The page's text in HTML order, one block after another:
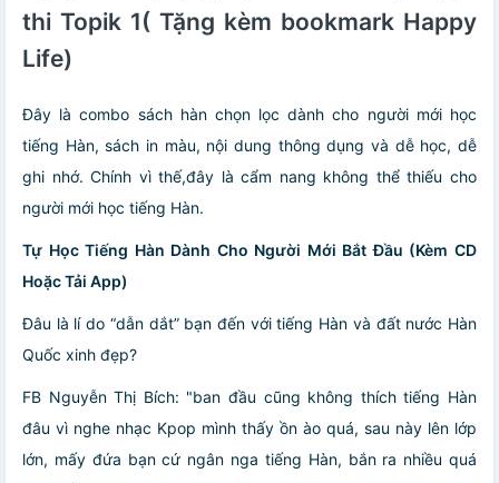
thi Topik 1( Tặng kèm bookmark Happy
Life)
Đây là combo sách hàn chọn lọc dành cho người mới học
tiếng Hàn, sách in màu, nội dung thông dụng và dễ học, dễ
ghi nhớ. Chính vì thế,đây là cẩm nang không thể thiếu cho
người mới học tiếng Hàn.
Tự Học Tiếng Hàn Dành Cho Người Mới Bắt Đầu (Kèm CD
Hoặc Tải App)
Đâu là lí do “dẫn dắt” bạn đến với tiếng Hàn và đất nước Hàn
Quốc xinh đẹp?
FB Nguyễn Thị Bích: "ban đầu cũng không thích tiếng Hàn
đâu vì nghe nhạc Kpop mình thấy ồn ào quá, sau này lên lớp
lớn, mấy đứa bạn cứ ngân nga tiếng Hàn, bắn ra nhiều quá